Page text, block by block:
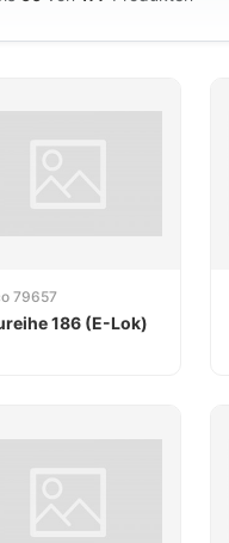
79657
186 (E-Lok)